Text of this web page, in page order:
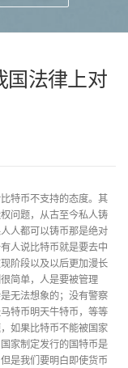
国法律上对
特币不支持的态度。其
问题，从古至今私人铸
人都可以铸币那是绝对
人说比特币就是要去中
阶段以及以后更加漫长
简单，人是要被管理
无法想象的；没有警察
特币明天牛特币，等等
如果比特币不能被国家
家制定发行的国特币是
是我们要明白即使货币